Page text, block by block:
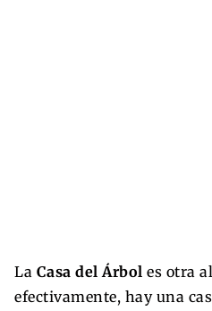
La Casa del Árbol es otra
efectivamente, hay una